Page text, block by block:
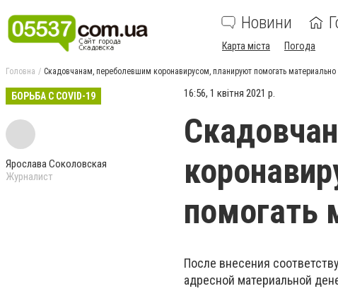
Новини
Карта міста Погода
Головна Скадовчанам, переболевшим коронавирусом, планируют помогать материально
БОРЬБА С COVID-19
Ярослава Соколовская
Журналист
16:56, 1 квітня 2021 р.
помогать
После внесения
адресной материальной